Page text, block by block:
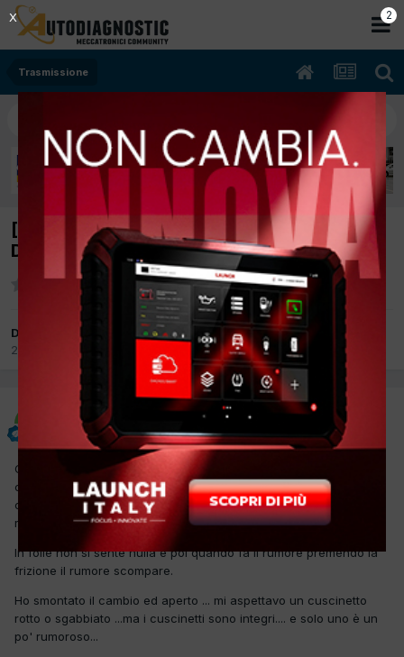
Trasmissione
[Ford C max 0/2016 1500cc Xxda 70Kw
Diesel] Rumore cambio
Da LUDOVICO
20 Ottobre 2019
LUDOVICO
Inviato20 Ottobre 2019
Ciao a tutti , mi è arrivata in officina questa vettura con rumore al
cambio... in marcia ,con la terza si sente bene .... ma lo fa anche
con le altre marce , si sente un rumore tipo quando alla panda si
rompe il cuscinetto dell 'albero primario .
In folle non si sente nulla e poi quando fa il rumore premendo la
frizione il rumore scompare.
Ho smontato il cambio ed aperto ... mi aspettavo un cuscinetto
rotto o sgabbiato ...ma i cuscinetti sono integri.... e solo uno è un
po' rumoroso...
1
X